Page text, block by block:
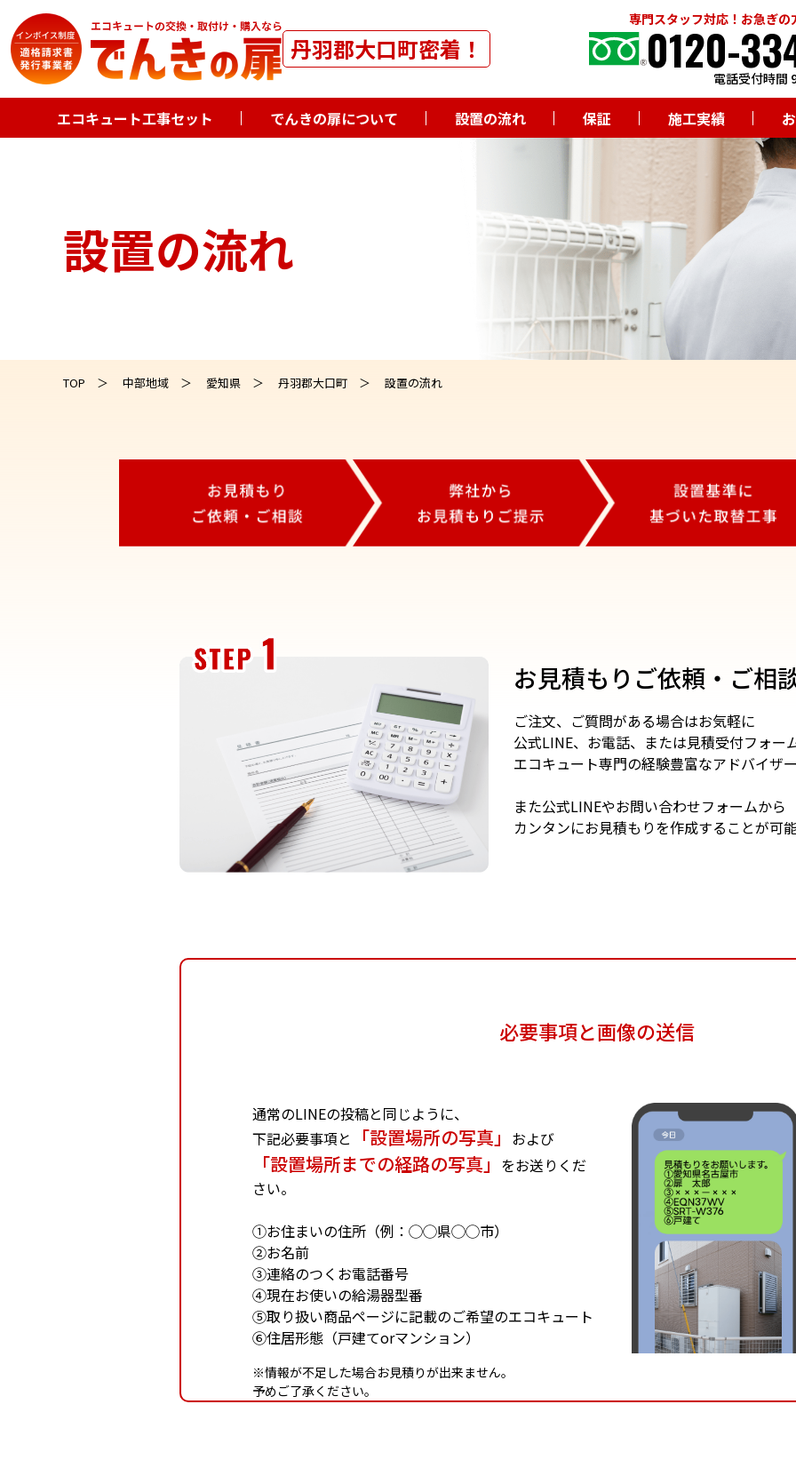
丹羽郡大口町密着！
専門スタッフ対応！お急ぎの
0120-電話受付時間
エコキュート工事セット でんきの扉について 設置の流れ 保証 施工実績
設置の流れ
TOP 中部地域 愛知県 丹羽郡大口町 設置の流れ
お見積もりご依頼・ご相
ご注文、ご質問がある場合はお気軽に
公式LINE、お電話、または見積受付フォー
エコキュート専門の経験豊富なアドバイザ
また公式LINEやお問い合わせフォームから
カンタンにお見積もりを作成することが可
必要事項と画像の送信
通常のLINEの投稿と同じように、
下記必要事項と
「設置場所の写真」 および
「設置場所までの経路の写真」 をお送りくだ
さい。
①お住まいの住所（例：◯◯県◯◯市）
②お名前
③連絡のつくお電話番号
④現在お使いの給湯器型番
⑤取り扱い商品ページに記載のご希望のエコキュート
⑥住居形態（戸建てorマンション）
※情報が不足した場合お見積りが出来ません。
予めご了承ください。